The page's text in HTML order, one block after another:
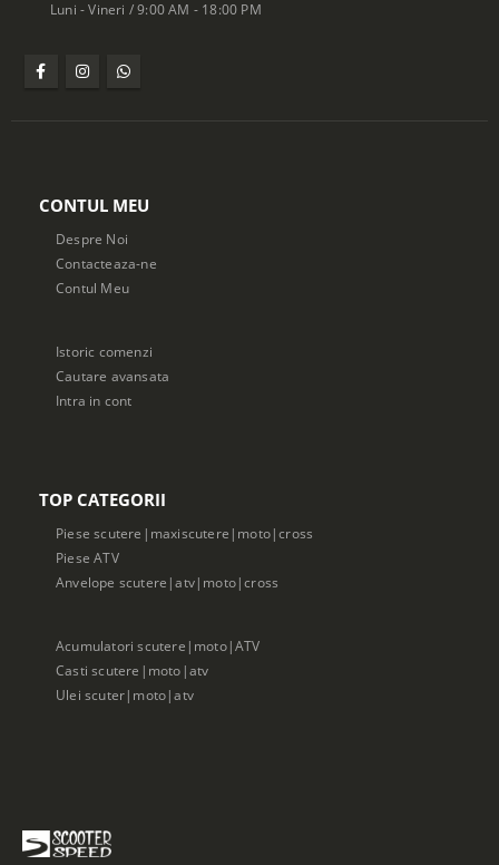
Luni - Vineri / 9:00 AM - 18:00 PM
CONTUL MEU
Despre Noi
Contacteaza-ne
Contul Meu
Istoric comenzi
Cautare avansata
Intra in cont
TOP CATEGORII
Piese scutere|maxiscutere|moto|cross
Piese ATV
Anvelope scutere|atv|moto|cross
Acumulatori scutere|moto|ATV
Casti scutere|moto|atv
Ulei scuter|moto|atv